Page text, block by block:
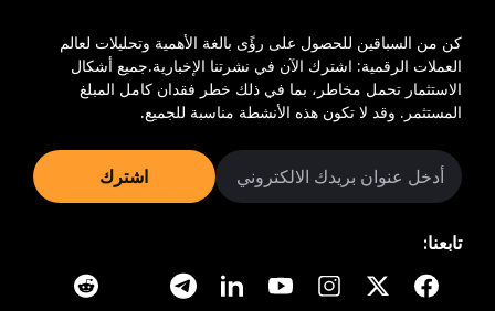
كن من السباقين للحصول على رؤًى بالغة الأهمية وتحليلات لعالم
العملات الرقمية: اشترك الآن في نشرتنا الإخبارية.جميع أشكال
الاستثمار تحمل مخاطر، بما في ذلك خطر فقدان كامل المبلغ
المستثمر. وقد لا تكون هذه الأنشطة مناسبة للجميع.
اشترك
تابعنا: